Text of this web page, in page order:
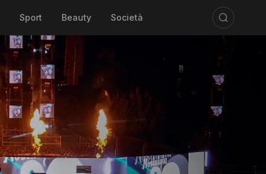
Sport Beauty Società